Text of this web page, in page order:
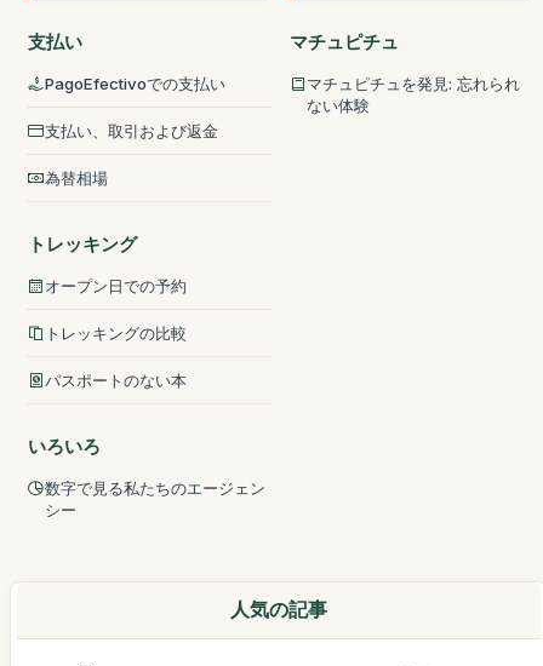
支払い
PagoEfectivoでの支払い
支払い、取引および返金
為替相場
トレッキング
オープン日での予約
トレッキングの比較
パスポートのない本
いろいろ
数字で見る私たちのエージェン
シー
マチュピチュ
マチュピチュを発見: 忘れられ
ない体験
人気の記事